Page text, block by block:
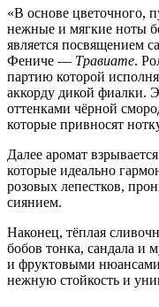
«В основе цветочного,
нежные и мягкие ноты
является посвящением
Фениче — Травиате.
партию которой
аккорду дикой фиалки.
оттенками чёрной
которые привносят
Далее аромат
которые идеально
розовых лепестков,
сиянием.
Наконец, тёплая
бобов тонка, сандала и
и фруктовыми
нежную стойкость и